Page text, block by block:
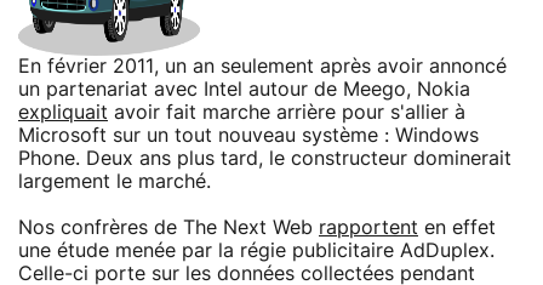
En février 2011, un an seulement après avoir annoncé
un partenariat avec Intel autour de Meego, Nokia
expliquait avoir fait marche arrière pour s'allier à
Microsoft sur un tout nouveau système : Windows
Phone. Deux ans plus tard, le constructeur dominerait
largement le marché.
Nos confrères de The Next Web rapportent en effet
une étude menée par la régie publicitaire AdDuplex.
Celle-ci porte sur les données collectées pendant